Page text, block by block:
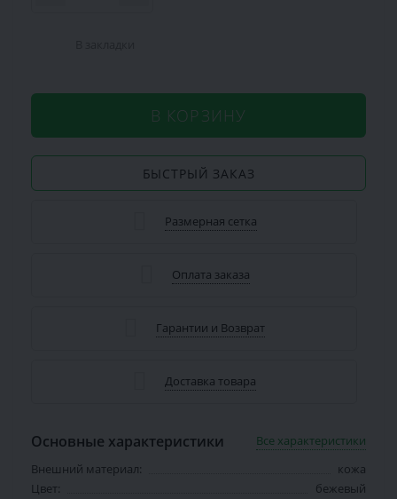
В КОРЗИНУ
БЫСТРЫЙ ЗАКАЗ
Размерная сетка
Оплата заказа
Гарантии и Возврат
Доставка товара
Основные характеристики
Все характеристики
Внешний материал:
кожа
Цвет:
бежевый